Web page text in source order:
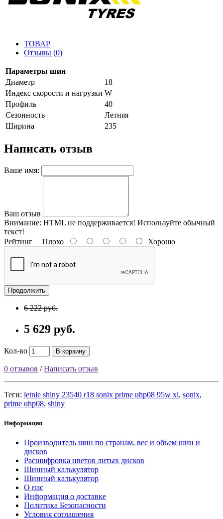
ТОВАР
Отзывы (0)
Параметры шин
Диаметр
18
Индекс скорости и нагрузки W
Профиль
40
Сезонность
Летняя
Ширина
235
Написать отзыв
Ваше имя:
Ваш отзыв
Внимание: HTML не поддерживается! Используйте обычный
текст!
Рейтинг Плохо Хорошо
Продолжить
6 222 руб.
5 629 руб.
Кол-во В корзину
0 отзывов /Написать отзыв
Теги: letnie shiny 23540 r18 sonix prime uhp08 95w xl, sonix,
prime uhp08, shiny
Информация
Производитель шин по странам, вес и объем шин и
дисков
Расшифровка цветов литых дисков
Шинный калькулятор
Шинный калькулятор
О нас
Информация о доставке
Политика Безопасности
Условия соглашения